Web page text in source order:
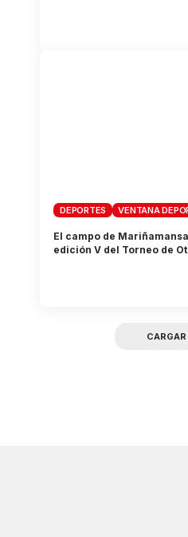
DEPORTES VENTANA
El campo de
edición V del Torneo de